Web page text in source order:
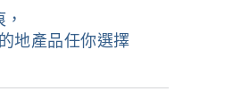
地產品任你選擇